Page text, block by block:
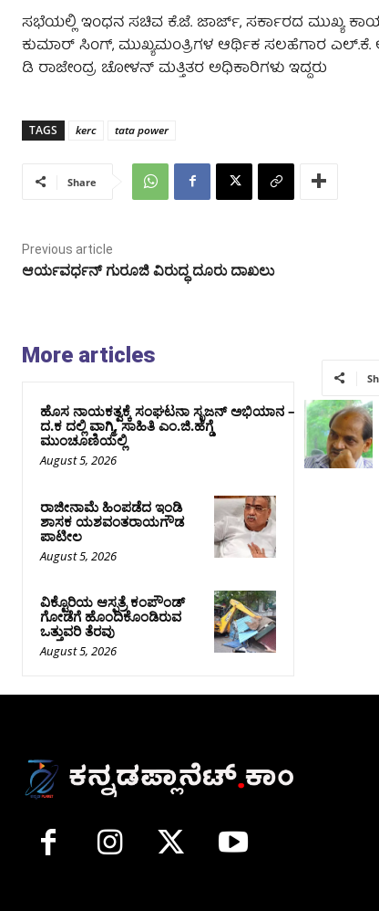
ಸಭೆಯಲ್ಲಿ ಇಂಧನ ಸಚಿವ ಕೆ.ಜೆ. ಜಾರ್ಜ್, ಸರ್ಕಾರದ ಮುಖ್ಯ
ಕುಮಾರ್ ಸಿಂಗ್, ಮುಖ್ಯಮಂತ್ರಿಗಳ ಆರ್ಥಿಕ ಸಲಹೆಗಾರ
ಡಿ ರಾಜೇಂದ್ರ ಚೋಳನ್ ಮತ್ತಿತರ ಅಧಿಕಾರಿಗಳು ಇದ್ದರು
TAGS kerc tata power
Share
Previous article
ಆರ್ಯವರ್ಧನ್‌ ಗುರೂಜಿ ವಿರುದ್ಧ ದೂರು ದಾಖಲು
More articles
ಹೊಸ ನಾಯಕತ್ವಕ್ಕೆ ಸಂಘಟನಾ ಸೃಜನ್ ಅಭಿಯಾನ –
ದ.ಕ ದಲ್ಲಿ ವಾಗ್ಮಿ, ಸಾಹಿತಿ ಎಂ.ಜಿ.ಹೆಗ್ಡೆ
ಮುಂಚೂಣಿಯಲ್ಲಿ
August 5, 2026
ರಾಜೀನಾಮೆ ಹಿಂಪಡೆದ ಇಂಡಿ
ಶಾಸಕ ಯಶವಂತರಾಯಗೌಡ
ಪಾಟೀಲ
August 5, 2026
ವಿಕ್ಟೊರಿಯ ಆಸ್ಪತ್ರೆ ಕಂಪೌಂಡ್
ಗೋಡೆಗೆ ಹೊಂದಿಕೊಂಡಿರುವ
ಒತ್ತುವರಿ ತೆರವು
August 5, 2026